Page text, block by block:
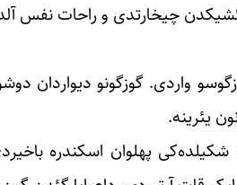
چیخارتدی و راحات نفس
واردی. گوزگونو دیواردان
یئرینه.
پهلوان اسکندره